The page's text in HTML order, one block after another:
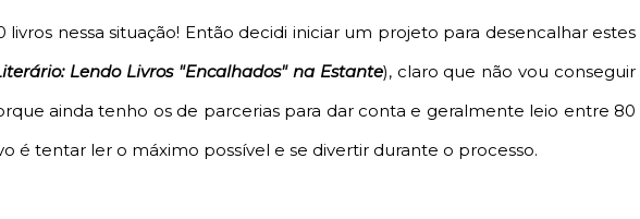
livros nessa situação! Então decidi iniciar um projeto para desencalhar estes
Lendo Livros "Encalhados" na Estante), claro que não vou conseguir
ainda tenho os de parcerias para dar conta e geralmente leio entre 80
é tentar ler o máximo possível e se divertir durante o processo.